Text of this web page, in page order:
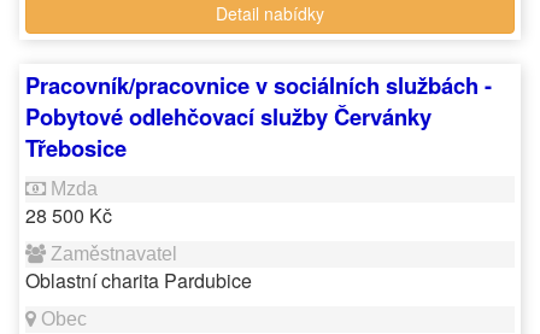
Detail nabídky
Pracovník/pracovnice v sociálních službách -
Pobytové odlehčovací služby Červánky
Třebosice
28 500 Kč
Oblastní charita Pardubice